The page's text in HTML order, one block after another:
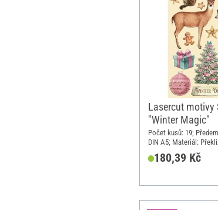
Lasercut motivy
"Winter Magic"
Počet kusů: 19;
DIN A5; Materiál:
180,39 Kč